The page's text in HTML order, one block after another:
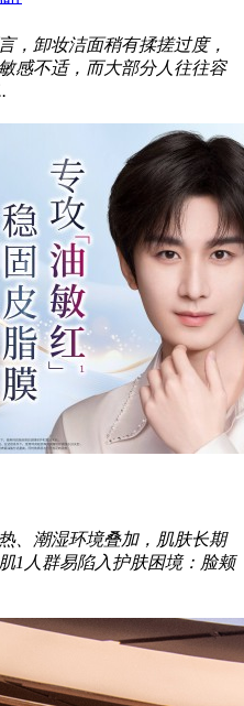
，卸妆洁面稍有揉搓过度，
感不适，而大部分人往往容
、潮湿环境叠加，肌肤长期
1人群易陷入护肤困境：脸颊